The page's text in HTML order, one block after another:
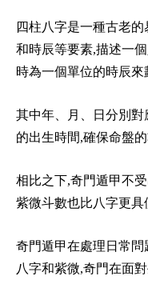
四柱八字是一種古老
和時辰等要素,描述一
時為一個單位的時辰來
其中年、月、日分別
的出生時間,確保命盤的
相比之下,奇門遁甲不
紫微斗數也比八字更具
奇門遁甲在處理日常
八字和紫微,奇門在面